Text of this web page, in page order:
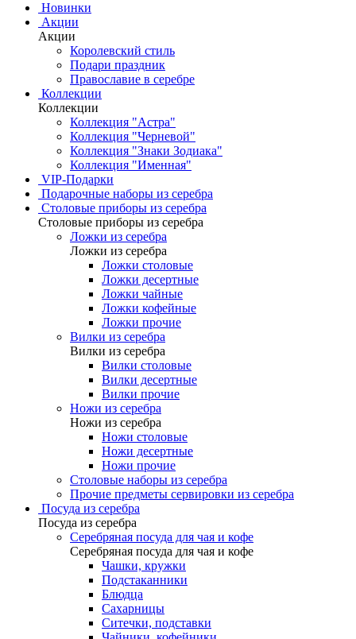
Новинки
Акции
Акции
Королевский стиль
Подари праздник
Православие в серебре
Коллекции
Коллекции
Коллекция "Астра"
Коллекция "Черневой"
Коллекция "Знаки Зодиака"
Коллекция "Именная"
VIP-Подарки
Подарочные наборы из серебра
Столовые приборы из серебра
Столовые приборы из серебра
Ложки из серебра
Ложки из серебра
Ложки столовые
Ложки десертные
Ложки чайные
Ложки кофейные
Ложки прочие
Вилки из серебра
Вилки из серебра
Вилки столовые
Вилки десертные
Вилки прочие
Ножи из серебра
Ножи из серебра
Ножи столовые
Ножи десертные
Ножи прочие
Столовые наборы из серебра
Прочие предметы сервировки из серебра
Посуда из серебра
Посуда из серебра
Серебряная посуда для чая и кофе
Серебряная посуда для чая и кофе
Чашки, кружки
Подстаканники
Блюдца
Сахарницы
Ситечки, подставки